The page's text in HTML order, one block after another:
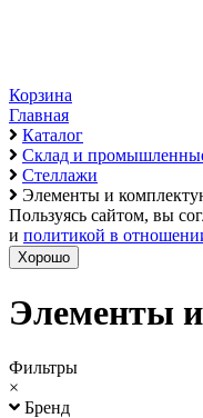
Корзина
Главная
Каталог
Склад и
Стеллажи
Элементы и
Пользуясь сайтом, вы
и политикой в
Хорошо
Элементы
Фильтры
×
Бренд